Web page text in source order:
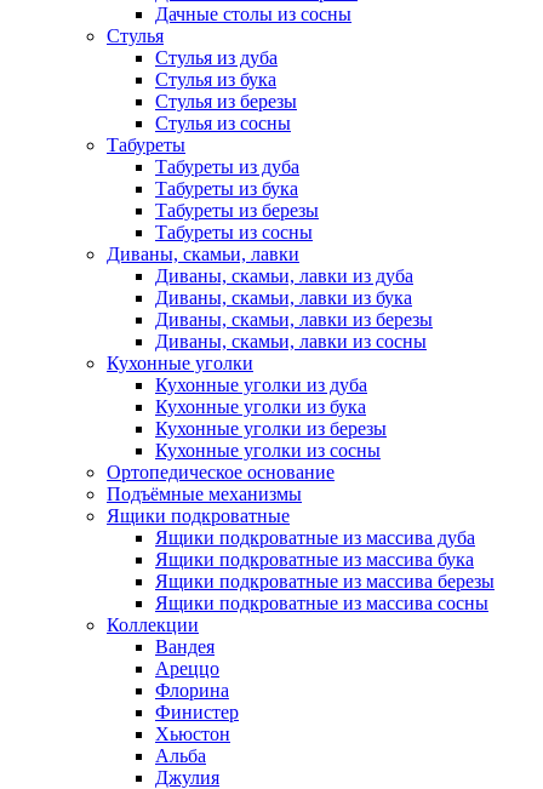
Дачные столы из сосны
Стулья
Стулья из дуба
Стулья из бука
Стулья из березы
Стулья из сосны
Табуреты
Табуреты из дуба
Табуреты из бука
Табуреты из березы
Табуреты из сосны
Диваны, скамьи, лавки
Диваны, скамьи, лавки из дуба
Диваны, скамьи, лавки из бука
Диваны, скамьи, лавки из березы
Диваны, скамьи, лавки из сосны
Кухонные уголки
Кухонные уголки из дуба
Кухонные уголки из бука
Кухонные уголки из березы
Кухонные уголки из сосны
Ортопедическое основание
Подъёмные механизмы
Ящики подкроватные
Ящики подкроватные из массива дуба
Ящики подкроватные из массива бука
Ящики подкроватные из массива березы
Ящики подкроватные из массива сосны
Коллекции
Вандея
Ареццо
Флорина
Финистер
Хьюстон
Альба
Джулия